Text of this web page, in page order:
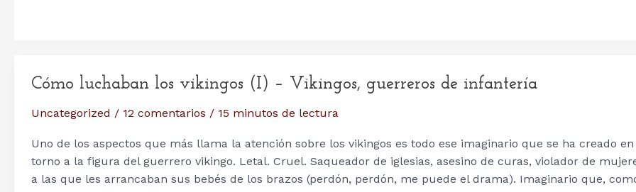
Cómo luchaban los vikingos (I) – Vikingos, guerreros de infantería
Uncategorized / 12 comentarios / 15 minutos de lectura
Uno de los aspectos que más llama la atención sobre los vikingos es todo ese imaginario que se ha creado en
torno a la figura del guerrero vikingo. Letal. Cruel. Saqueador de iglesias, asesino de curas, violador de
a las que les arrancaban sus bebés de los brazos (perdón, perdón, me puede el drama). Imaginario que,